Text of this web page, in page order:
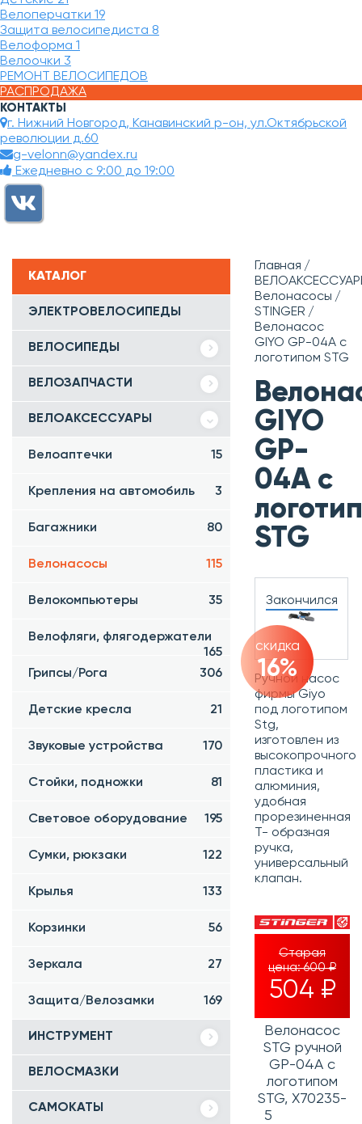
Велоперчатки 19
Защита велосипедиста 8
Велоформа 1
Велоочки 3
РЕМОНТ ВЕЛОСИПЕДОВ
РАСПРОДАЖА
КОНТАКТЫ
г. Нижний Новгород, Канавинский р-он, ул.Октябрьской
революции д.60
g-velonn@yandex.ru
Ежедневно с 9:00 до 19:00
КАТАЛОГ
ЭЛЕКТРОВЕЛОСИПЕДЫ
ВЕЛОСИПЕДЫ
ВЕЛОЗАПЧАСТИ
ВЕЛОАКСЕССУАРЫ
Велоаптечки 15
Крепления на автомобиль 3
Багажники 80
Велонасосы 115
Велокомпьютеры 35
Велофляги, флягодержатели
165
Грипсы/Рога
306
Детские кресла 21
Звуковые устройства 170
Стойки, подножки 81
Световое оборудование 195
Сумки, рюкзаки 122
Крылья 133
Корзинки 56
Зеркала 27
Защита/Велозамки 169
ИНСТРУМЕНТ
ВЕЛОСМАЗКИ
САМОКАТЫ
Главная
Велонасосы
STINGER
Велонасос
GIYO GP-04А с
логотипом STG
GIYO
GP-
04А с
STG
Закончился
скидка
16%
Ручной насос
фирмы Giyo
под логотипом
Stg,
изготовлен из
высокопрочного
пластика и
алюминия,
удобная
прорезиненная
Т- образная
ручка,
универсальный
клапан.
Старая
цена:600 ₽
504 ₽
Велонасос
STG ручной
GP-04А с
логотипом
STG, Х70235-
5